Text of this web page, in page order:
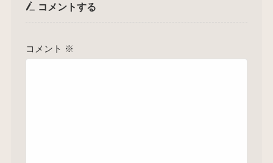
コメントする
コメント ※